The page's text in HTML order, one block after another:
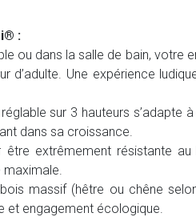
:
ou dans la salle de bain, votre
d’adulte. Une expérience
sur 3 hauteurs s’adapte
dans sa croissance.
être extrêmement résistante au
massif (hêtre ou chêne
et engagement écologique.